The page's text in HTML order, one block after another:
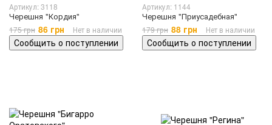
Артикул: 3118
Черешня "Кордия"
175 грн 86 грн Нет в наличии
Сообщить о поступлении
Артикул: 1144
Черешня "Приусадебная"
179 грн 88 грн Нет в наличии
Сообщить о поступлении